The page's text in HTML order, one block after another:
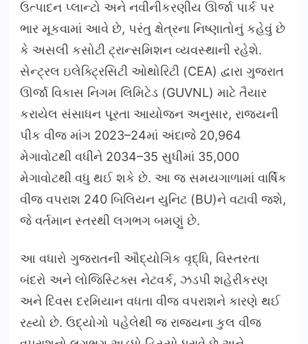
ઉત્પાદન પ્લાન્ટો અને નવીનીકરણીય ઊર્જા પાર્ક પર
ભાર મૂકવામાં આવે છે, પરંતુ ક્ષેત્રના નિષ્ણાતોનું કહેવું છે
કે અસલી કસોટી ટ્રાન્સમિશન વ્યવસ્થાની રહેશે.
સેન્ટ્રલ ઇલેક્ટ્રિસિટી ઓથોરિટી (CEA) દ્વારા ગુજરાત
ઊર્જા વિકાસ નિગમ લિમિટેડ (GUVNL) માટે તૈયાર
કરાયેલ સંસાધન પૂરતા આયોજન અનુસાર, રાજ્યની
પીક વીજ માંગ 2023–24માં અંદાજે 20,964
મેગાવોટથી વધીને 2034–35 સુધીમાં 35,000
મેગાવોટથી વધુ થઈ શકે છે. આ જ સમયગાળામાં વાર્ષિક
વીજ વપરાશ 240 બિલિયન યુનિટ (BU)ને વટાવી જશે,
જે વર્તમાન સ્તરથી લગભગ બમણું છે.
આ વધારો ગુજરાતની ઔદ્યોગિક વૃદ્ધિ, વિસ્તરતા
બંદરો અને લોજિસ્ટિક્સ નેટવર્ક, ઝડપી શહેરીકરણ
અને દિવસ દરમિયાન વધતા વીજ વપરાશને કારણે થઈ
રહ્યો છે. ઉદ્યોગો પહેલેથી જ રાજ્યના કુલ વીજ